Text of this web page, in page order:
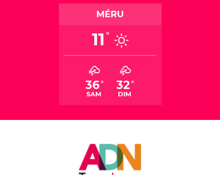
MÉRU
11 °
36°
SAM
32°
DIM